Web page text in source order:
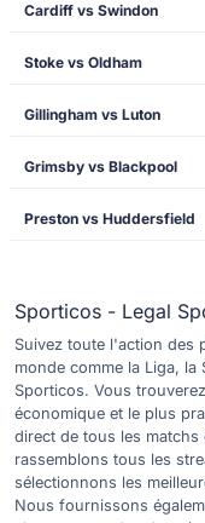
Cardiff vs Swindon
Stoke vs Oldham
Gillingham vs Luton
Grimsby vs Blackpool
Preston vs Huddersfield
Sporticos - Legal
Suivez toute l'action des
monde comme la Liga, la
Sporticos. Vous
économique et le plus
direct de tous les
rassemblons tous les
sélectionnons les
Nous fournissons